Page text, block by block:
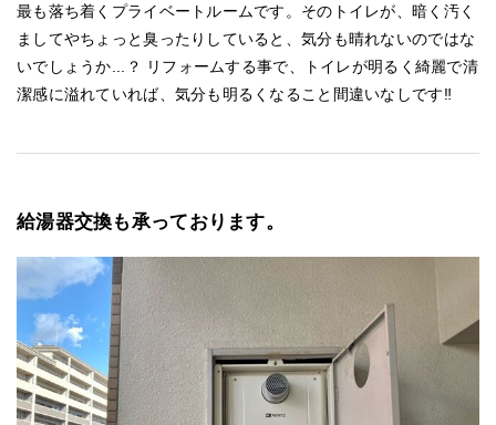
最も落ち着くプライベートルームです。そのトイレが、暗く汚く
ましてやちょっと臭ったりしていると、気分も晴れないのではな
いでしょうか...？ リフォームする事で、トイレが明るく綺麗で清
潔感に溢れていれば、気分も明るくなること間違いなしです‼
給湯器交換も承っております。